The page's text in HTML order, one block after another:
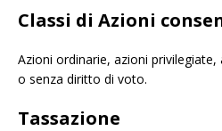
Classi di Azioni
Azioni ordinarie, azioni
o senza diritto di voto.
Tassazione